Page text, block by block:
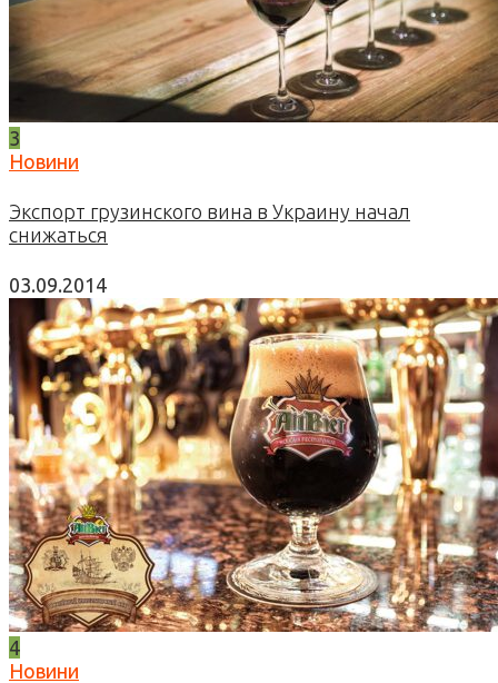
3
Новини
Экспорт грузинского вина в Украину начал
снижаться
03.09.2014
4
Новини